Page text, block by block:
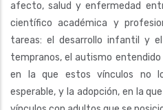
afecto, salud y enfermedad
científico académica y
tareas: el desarrollo infantil y
tempranos, el autismo
en la que estos vínculos no
esperable, y la adopción, en la